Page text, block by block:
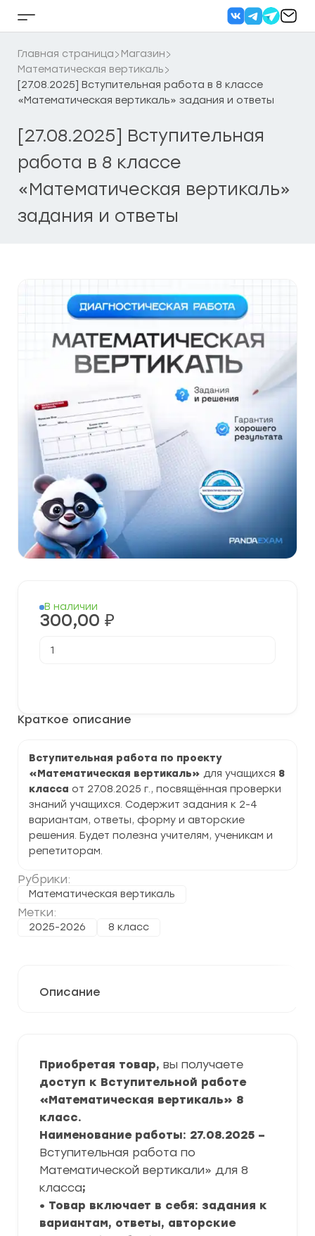
Кнопка
бокового
меню
Главная страница
Магазин
Математическая вертикаль
[27.08.2025] Вступительная работа в 8 классе
«Математическая вертикаль» задания и ответы
[27.08.2025] Вступительная
работа в 8 классе
«Математическая вертикаль»
задания и ответы
Краткое описание
Вступительная работа по проекту
«Математическая вертикаль» для учащихся 8
класса от 27.08.2025 г., посвящённая проверки
знаний учащихся. Содержит задания к 2-4
вариантам, ответы, форму и авторские
решения. Будет полезна учителям, ученикам и
репетиторам.
Рубрики:
Математическая вертикаль
Метки:
2025-2026 8 класс
В наличии
300,00 ₽
товара
классе
задания
и
ответы
Описание
Приобретая товар, вы получаете
доступ к Вступительной работе
«Математическая вертикаль» 8
класс.
Наименование работы: 27.08.2025 –
Вступительная работа по
Математической вертикали» для 8
класса;
• Товар включает в себя: задания к
вариантам, ответы, авторские